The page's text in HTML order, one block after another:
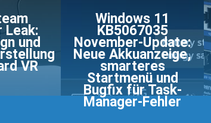
Leak:
und
VR
Windows 11
KB5067035
November-Update:
Neue Akkuanzeige,
smarteres
Startmenü und
Bugfix für Task-
Manager-Fehler